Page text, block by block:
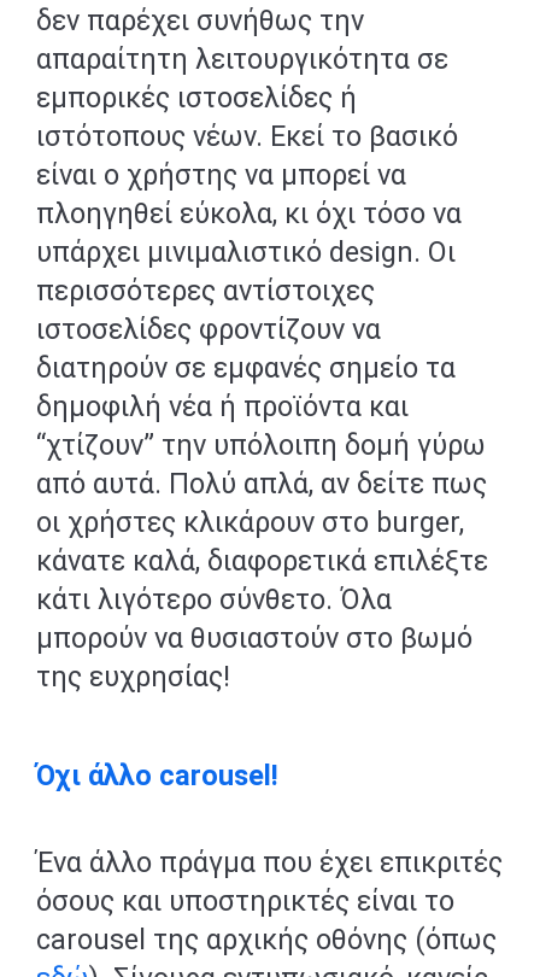
δεν παρέχει συνήθως την
απαραίτητη λειτουργικότητα σε
εμπορικές ιστοσελίδες ή
ιστότοπους νέων. Εκεί το βασικό
είναι ο χρήστης να μπορεί να
πλοηγηθεί εύκολα, κι όχι τόσο να
υπάρχει μινιμαλιστικό design. Οι
περισσότερες αντίστοιχες
ιστοσελίδες φροντίζουν να
διατηρούν σε εμφανές σημείο τα
δημοφιλή νέα ή προϊόντα και
“χτίζουν” την υπόλοιπη δομή γύρω
από αυτά. Πολύ απλά, αν δείτε πως
οι χρήστες κλικάρουν στο burger,
κάνατε καλά, διαφορετικά επιλέξτε
κάτι λιγότερο σύνθετο. Όλα
μπορούν να θυσιαστούν στο βωμό
της ευχρησίας!
Όχι άλλο carousel!
Ένα άλλο πράγμα που έχει επικριτές
όσους και υποστηρικτές είναι το
carousel της αρχικής οθόνης (όπως